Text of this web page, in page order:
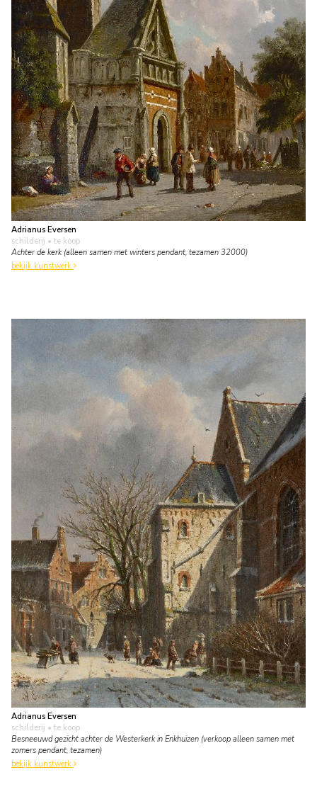
Adrianus Eversen
schilderij • te koop
Achter de kerk (alleen samen met winters pendant, tezamen 32000)
bekijk kunstwerk
Adrianus Eversen
schilderij • te koop
Besneeuwd gezicht achter de Westerkerk in Enkhuizen (verkoop alleen samen met
zomers pendant, tezamen)
bekijk kunstwerk